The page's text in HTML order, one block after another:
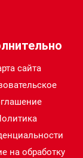
сайта
на обработку